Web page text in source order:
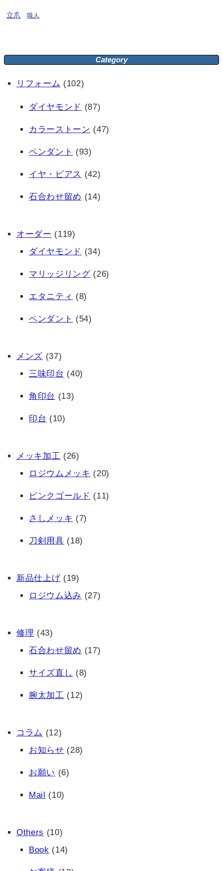
立爪 職人
Category
リフォーム (102)
ダイヤモンド (87)
カラーストーン (47)
ペンダント (93)
イヤ・ピアス (42)
石合わせ留め (14)
オーダー (119)
ダイヤモンド (34)
マリッジリング(26)
エタニティ (8)
ペンダント (54)
メンズ (37)
三味印台 (40)
角印台 (13)
印台 (10)
メッキ加工 (26)
ロジウムメッキ (20)
ピンクゴールド (11)
さしメッキ (7)
刀剣用具 (18)
新品仕上げ (19)
ロジウム込み (27)
修理 (43)
石合わせ留め (17)
サイズ直し (8)
腕太加工 (12)
コラム (12)
お知らせ (28)
お願い (6)
Mail (10)
Others (10)
Book (14)